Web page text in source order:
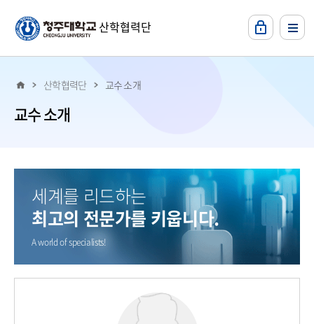
산학협력단
산학협력단 교수 소개
교수 소개
세계를 리드하는
최고의 전문가를 키웁니다.
A world of specialists!